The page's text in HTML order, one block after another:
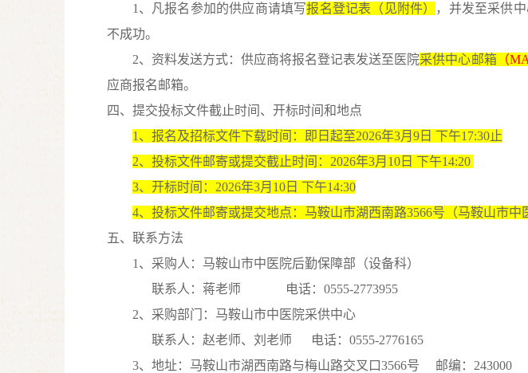
1 、 凡报名参加的供应商请填写报名登记表（见附件）
，并发至采供
不成功。
2、资料发送方式：供应商将报名登记表发送至医院采供中心邮箱（
应商报名邮箱。
四、 提交投标文件截止时间、开标时间和地点
1 、报名及招标文件下载时间：即日起至2026年3月 9日 下午17:30止
2、投标文件邮寄或提交截止时间：2026年3月 10日 下午14:20
3、开标时间：2026年3月 10日 下午14:30
4、投标文件邮寄或提交地点：马鞍山市湖西南路3566号（马鞍山市中
五、联系方法
1 、采购人：马鞍山市中医院后勤保障部（设备科）
联系人：蒋老师
电话： 0555-2773955
2、采购部门：马鞍山市中医院采供中心
联系人：赵老师、刘老师
电话： 0555-2776165
3、地址：马鞍山市湖西南路与梅山路交叉口3566号 邮编： 243000